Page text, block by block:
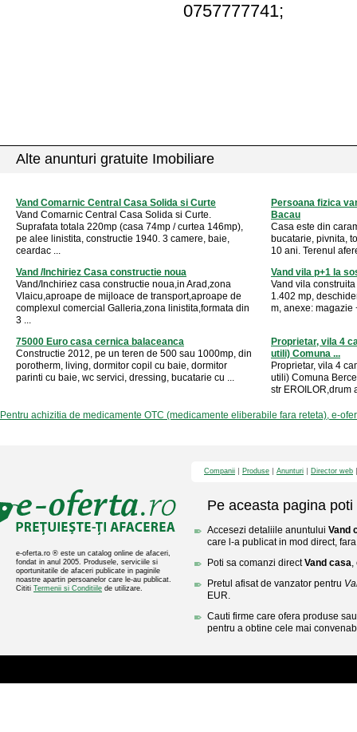
0757777741;
Alte anunturi gratuite Imobiliare
Vand Comarnic Central Casa Solida si Curte
Vand Comarnic Central Casa Solida si Curte.
Suprafata totala 220mp (casa 74mp / curtea 146mp),
pe alee linistita, constructie 1940. 3 camere, baie,
ceardac ...
Persoana fizica
Bacau
Casa este din
bucatarie, pivnita,
10 ani. Terenul
Vand /Inchiriez Casa constructie noua
Vand/Inchiriez casa constructie noua,in Arad,zona
Vlaicu,aproape de mijloace de transport,aproape de
complexul comercial Galleria,zona linistita,formata din
3 ...
Vand vila p+1 la
Vand vila
1.402 mp,
m, anexe: magazie
75000 Euro casa cernica balaceanca
Constructie 2012, pe un teren de 500 sau 1000mp, din
porotherm, living, dormitor copil cu baie, dormitor
parinti cu baie, wc servici, dressing, bucatarie cu ...
Proprietar, vila 4
utili) Comuna ...
Proprietar, vila 4
utili) Comuna
str EROILOR,drum
Pentru achizitia de medicamente OTC (medicamente eliberabile fara reteta), e-
e-oferta.ro ® este un catalog online de afaceri,
fondat in anul 2005. Produsele, serviciile si
oportunitatile de afaceri publicate in paginile
noastre apartin persoanelor care le-au publicat.
Cititi Termenii si Conditiile de utilizare.
Companii Produse Anunturi Director web
Pe aceasta pagina poti
Accesezi detaliile anuntului Vand
care l-a publicat in mod direct,
Poti sa comanzi directVand casa,
Pretul afisat de vanzator pentru
EUR.
Cauti firme care ofera produse
pentru a obtine cele mai